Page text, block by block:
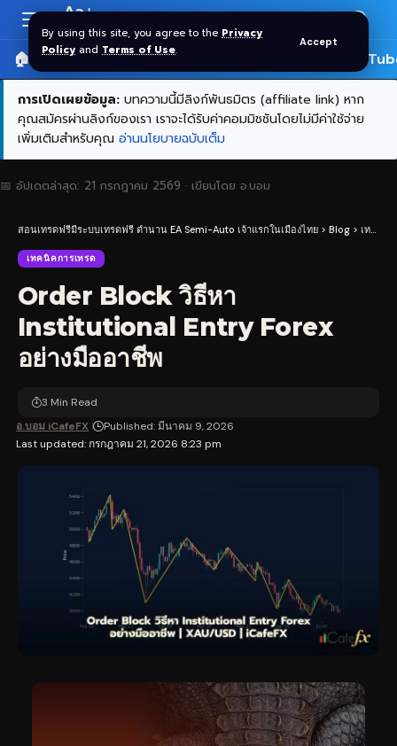
By using this site, you agree to the Privacy
Policy and Terms of Use.
Accept
Resizer
Aa
🏠 หน้าแรก ราคาทอง SPDR 🎬
การเปิดเผยข้อมูล: บทความนี้มีลิงก์พันธมิตร (affiliate link) หาก
คุณสมัครผ่านลิงก์ของเรา เราจะได้รับค่าคอมมิชชันโดยไม่มีค่าใช้จ่าย
เพิ่มเติมสำหรับคุณ อ่านนโยบายฉบับเต็ม
📅 อัปเดตล่าสุด: 21 กรกฎาคม 2569 · เขียนโดย อ.บอม
สอนเทรดฟรีมีระบบเทรดฟรี ตำนาน EA Semi-Auto เจ้าแรกในเมืองไทย > Blog > เทคนิคการเทรด
เทคนิคการเทรด
Order Block วิธีหา
Institutional Entry Forex
อย่างมืออาชีพ
Last updated: กรกฎาคม 21, 2026 8:23 pm
อ.บอม iCafeFX Published: มีนาคม 9, 2026
3 Min Read